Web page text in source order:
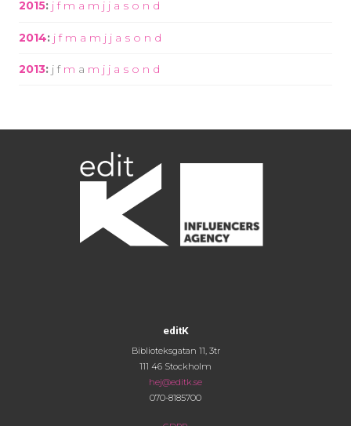
2015: j f m a m j j a s o n d
2014: j f m a m j j a s o n d
2013: j f m a m j j a s o n d
editK
Biblioteksgatan 11, 3tr
111 46 Stockholm
hej@editk.se
070-8185700